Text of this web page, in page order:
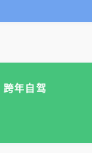
年自驾